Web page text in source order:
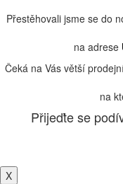
Přestěhovali jsme se do
na adrese
Čeká na Vás větší
na
Přijeďte se
X